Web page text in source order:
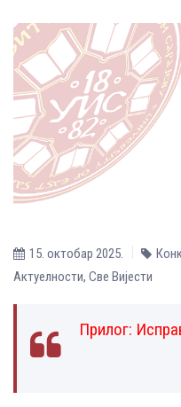
15. октобар 2025.
Aктуелности, Све Вијести
Прилог: